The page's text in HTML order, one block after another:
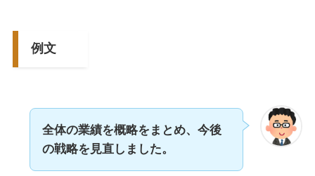
例文
全体の業績を概略をまとめ、今後
の戦略を見直しました。